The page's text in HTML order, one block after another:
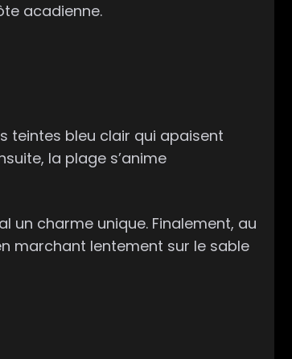
acadienne.
teintes bleu clair qui apaisent
la plage s’anime
un charme unique. Finalement, au
marchant lentement sur le sable